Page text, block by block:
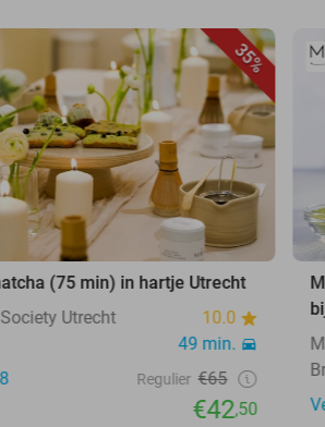
35%
(75 min) in hartje Utrecht
Utrecht
10.0
49 min.
Regulier €65
€42,50